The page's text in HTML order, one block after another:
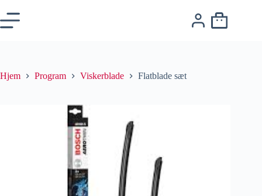
Hjem Program Viskerblade Flatblade sæt